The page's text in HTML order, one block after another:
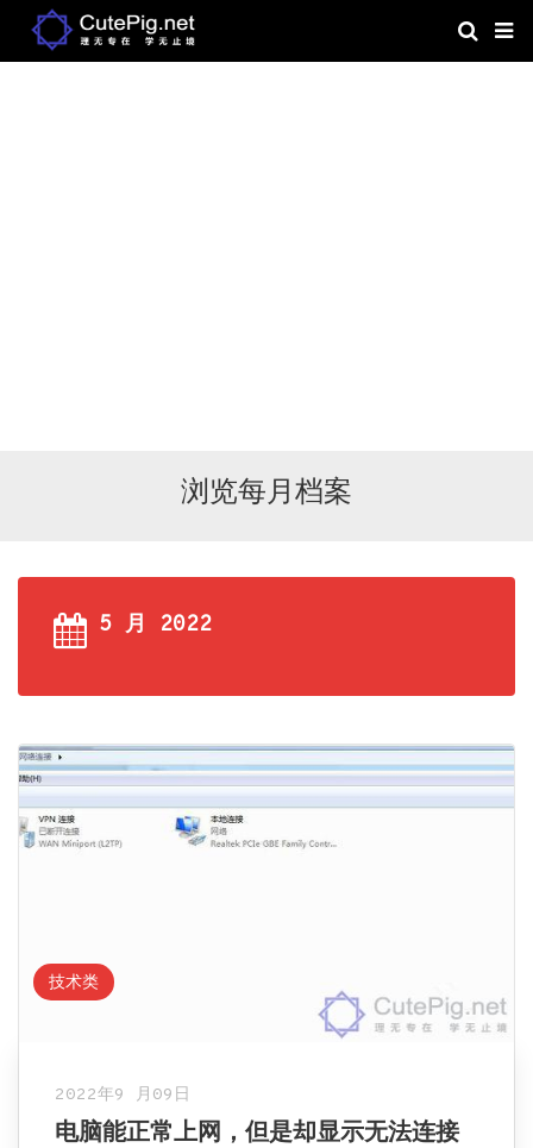
浏览每月档案
5 月 2022
技术类
2022年9 月09日
电脑能正常上网，但是却显示无法连接